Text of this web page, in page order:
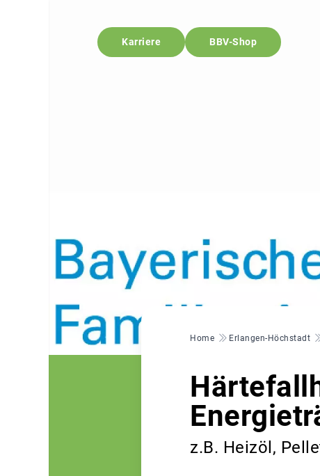
Karriere BBV-Shop
Pfadnavigation
Home Erlangen-Höchstadt
z.B. Heizöl,